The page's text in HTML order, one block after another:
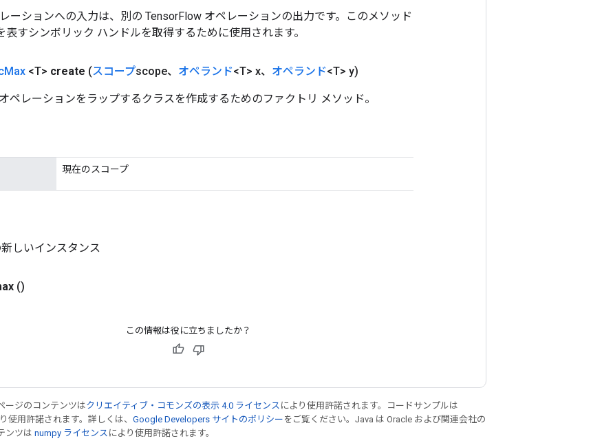
ーションへの入力は、別の TensorFlow オペレーションの出力です。このメソッド
表すシンボリック ハンドルを取得するために使用されます。
Max <T> create (スコープscope、 オペランド<T> x、 オペランド<T> y)
ペレーションをラップするクラスを作成するためのファクトリ メソッド。
現在のスコープ
しいインスタンス
()
この情報は役に立ちましたか？
ージのコンテンツはクリエイティブ・コモンズの表示 4.0 ライセンス により使用許諾されます。コードサンプルは
使用許諾されます。詳しくは、 Google Developers サイトのポリシー をご覧ください。Java は Oracle および関連会社の
ンツは numpy ライセンス により使用許諾されます。